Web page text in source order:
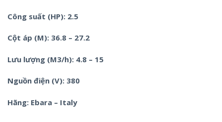
Công suất (HP): 2.5
Cột áp (M): 36.8 – 27.2
Lưu lượng (M3/h): 4.8 – 15
Nguồn điện (V): 380
Hãng: Ebara – Italy